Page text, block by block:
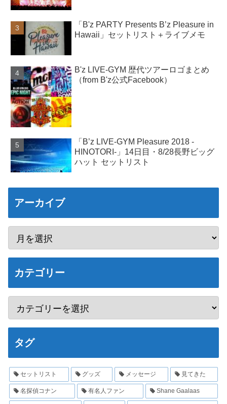
「B'z PARTY Presents B’z Pleasure in
Hawaii」セットリスト＋ライブメモ
B'z LIVE-GYM 歴代ツアーロゴまとめ
（from B'z公式Facebook）
「B’z LIVE-GYM Pleasure 2018 -
HINOTORI-」14日目・8/28長野ビッグ
ハット セットリスト
アーカイブ
カテゴリー
タグ
セットリスト グッズ メッセージ 見てきた
名探偵コナン 有名人ファン Shane Gaalaas